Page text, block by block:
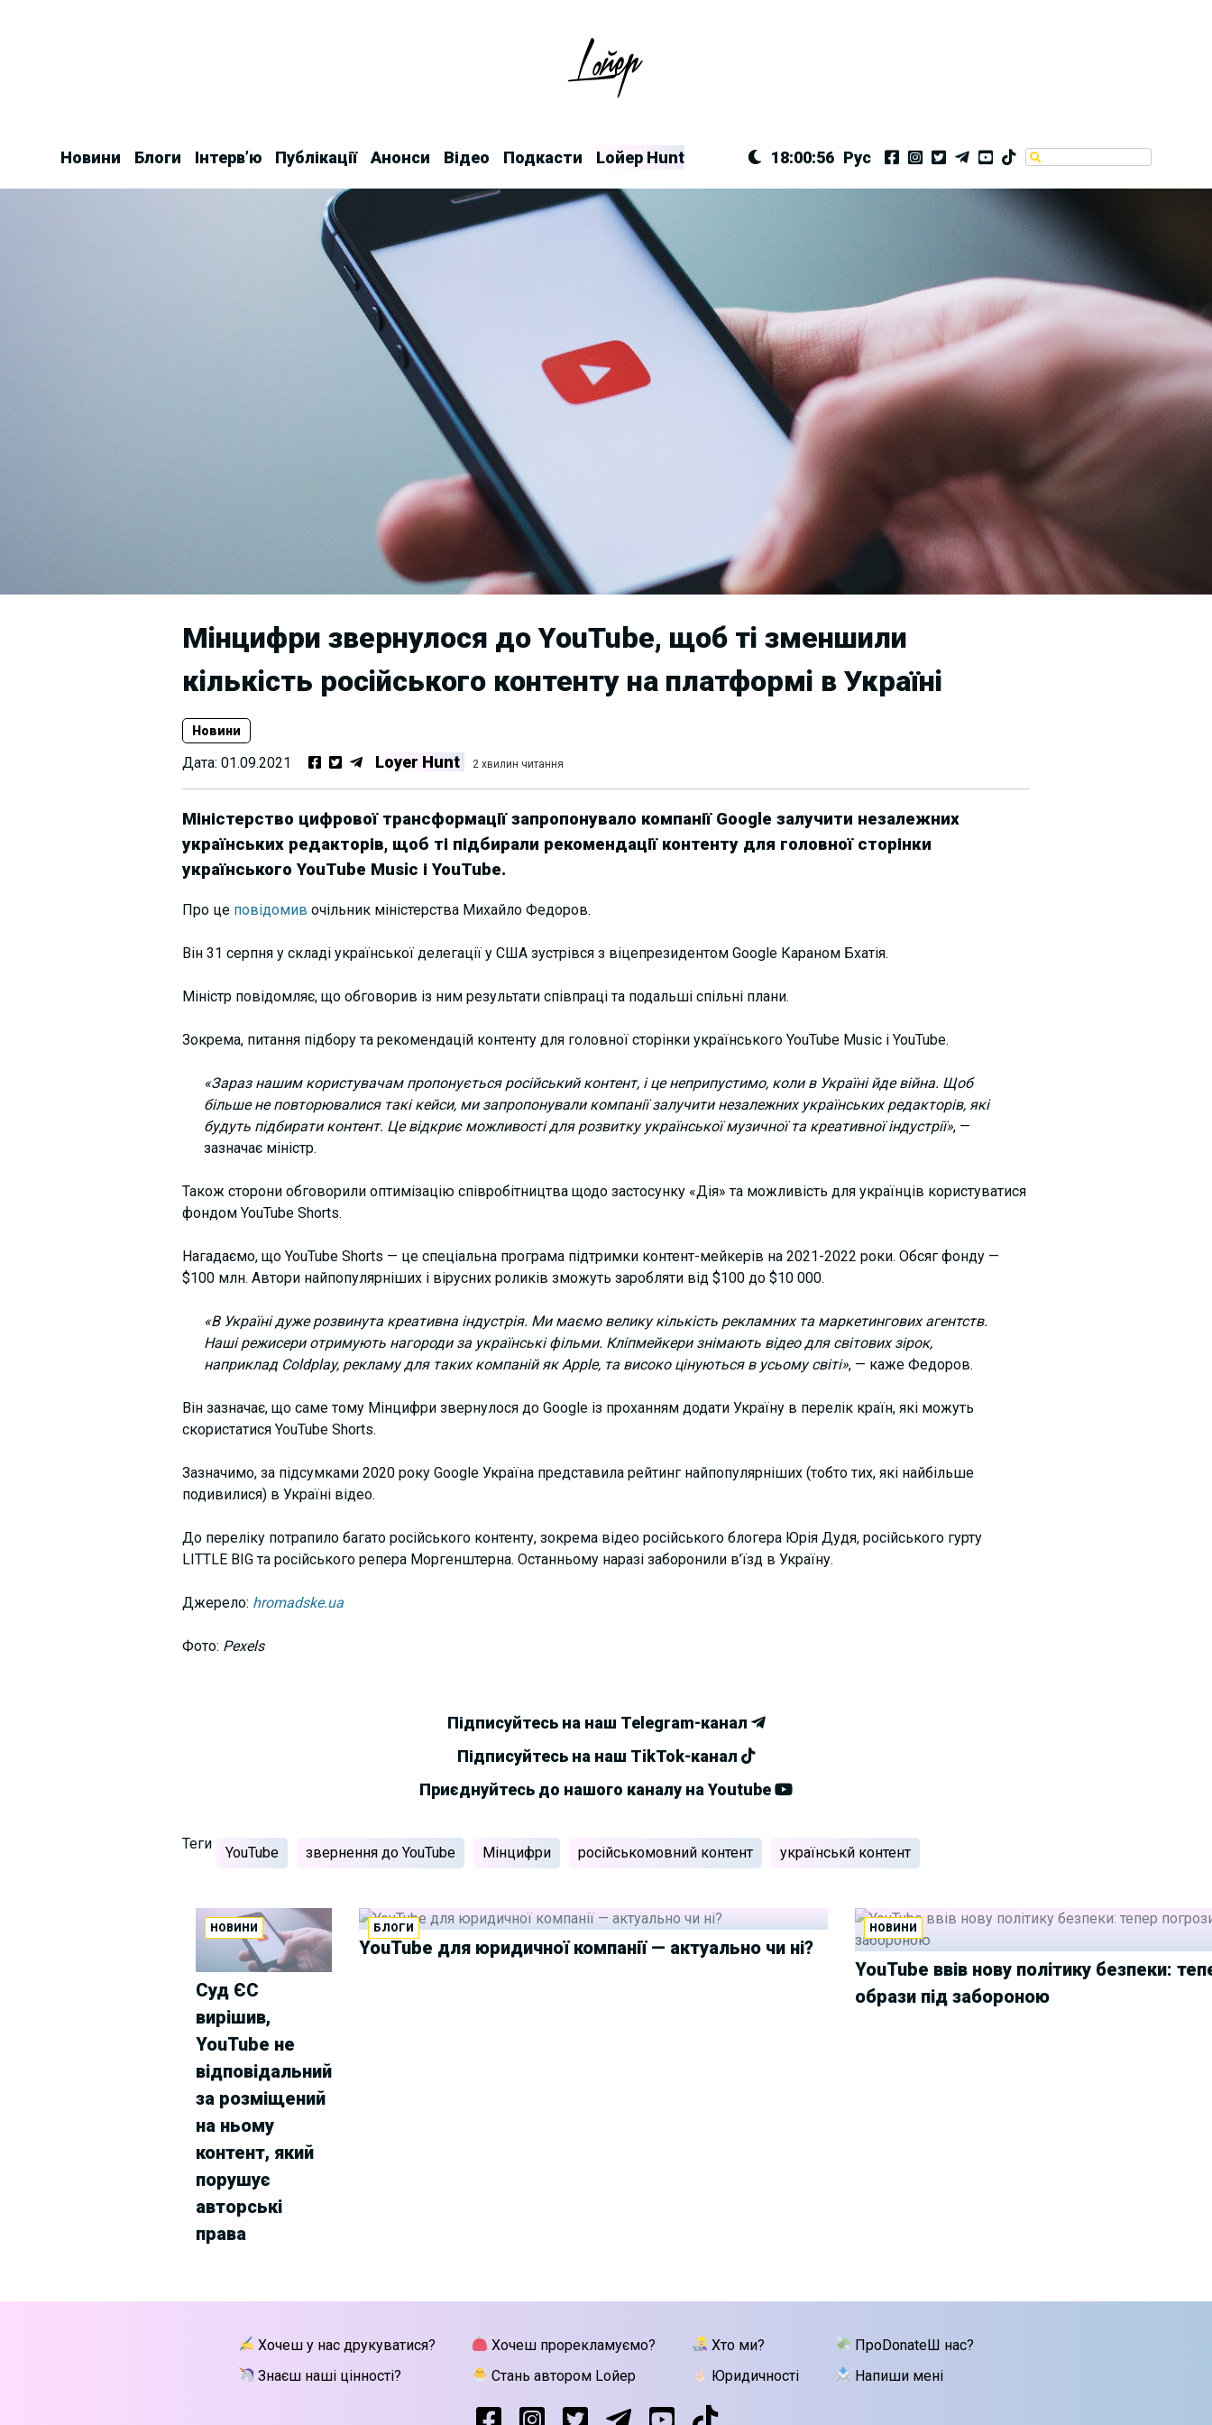
Новини Блоги Інтерв’ю Публікації Анонси Відео Подкасти Lойер Hunt 18:00:57 Рус
Мінцифри звернулося до YouTube, щоб ті зменшили
кількість російського контенту на платформі в Україні
Новини
Дата: 01.09.2021 Loyer Hunt 2 хвилин читання
Міністерство цифрової трансформації запропонувало компанії Google залучити незалежних
українських редакторів, щоб ті підбирали рекомендації контенту для головної сторінки
українського YouTube Music і YouTube.
Про це повідомив очільник міністерства Михайло Федоров.
Він 31 серпня у складі української делегації у США зустрівся з віцепрезидентом Google Караном Бхатія.
Міністр повідомляє, що обговорив із ним результати співпраці та подальші спільні плани.
Зокрема, питання підбору та рекомендацій контенту для головної сторінки українського YouTube Music і YouTube.
«Зараз нашим користувачам пропонується російський контент, і це неприпустимо, коли в Україні йде війна. Щоб
більше не повторювалися такі кейси, ми запропонували компанії залучити незалежних українських редакторів, які
будуть підбирати контент. Це відкриє можливості для розвитку української музичної та креативної індустрії», —
зазначає міністр.
Також сторони обговорили оптимізацію співробітництва щодо застосунку «Дія» та можливість для українців користуватися
фондом YouTube Shorts.
Нагадаємо, що YouTube Shorts — це спеціальна програма підтримки контент-мейкерів на 2021-2022 роки. Обсяг фонду —
$100 млн. Автори найпопулярніших і вірусних роликів зможуть заробляти від $100 до $10 000.
«В Україні дуже розвинута креативна індустрія. Ми маємо велику кількість рекламних та маркетингових агентств.
Наші режисери отримують нагороди за українські фільми. Кліпмейкери знімають відео для світових зірок,
наприклад Coldplay, рекламу для таких компаній як Apple, та високо цінуються в усьому світі», — каже Федоров.
Він зазначає, що саме тому Мінцифри звернулося до Google із проханням додати Україну в перелік країн, які можуть
скористатися YouTube Shorts.
Зазначимо, за підсумками 2020 року Google Україна представила рейтинг найпопулярніших (тобто тих, які найбільше
подивилися) в Україні відео.
До переліку потрапило багато російського контенту, зокрема відео російського блогера Юрія Дудя, російського гурту
LITTLE BIG та російського репера Моргенштерна. Останньому наразі заборонили в’їзд в Україну.
Джерело: hromadske.ua
Фото: Pexels
Підписуйтесь на наш Telegram-канал
Підписуйтесь на наш TikTok-канал
Приєднуйтесь до нашого каналу на Youtube
Теги
YouTube звернення до YouTube Мінцифри російськомовний контент українськй контент
НОВИНИ
Суд ЄС
вирішив,
YouTube не
відповідальний
за розміщений
на ньому
контент, який
порушує
авторські
права
БЛОГИ
YouTube для юридичної компанії — актуально чи ні?
НОВИНИ
YouTube ввів нову політику безпеки:
образи під забороною
Хочеш у нас друкуватися?
Знаєш наші цінності?
Хочеш прорекламуємо?
Стань автором Lойер
Хто ми?
Юридичності
ПроDonateШ нас?
Напиши мені